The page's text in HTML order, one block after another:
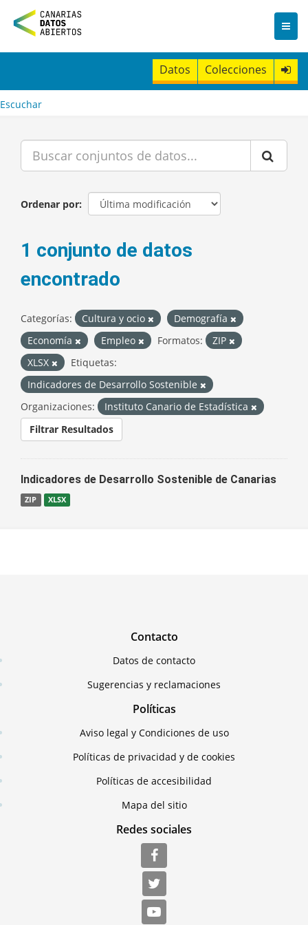
n
t
Datos Colecciones
Escuchar
Ordenar por
1 conjunto de datos
encontrado
Categorías: Cultura y ocio
Demografía
Economía
Empleo Formatos:
ZIP
XLSX
Etiquetas:
Indicadores de Desarrollo Sostenible
Organizaciones:
Instituto Canario de Estadística
Filtrar Resultados
Indicadores de Desarrollo Sostenible de Canarias
ZIP XLSX
Contacto
Datos de contacto
Sugerencias y reclamaciones
Políticas
Aviso legal y Condiciones de uso
Políticas de privacidad y de cookies
Políticas de accesibilidad
Mapa del sitio
Redes sociales